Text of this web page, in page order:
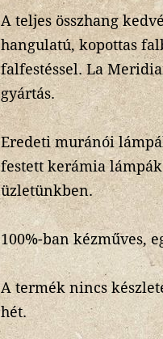
A teljes összhang
hangulatú, kopottas
falfestéssel. La
gyártás.
Eredeti muránói
festett kerámia
üzletünkben.
100%-ban kézműves,
A termék nincs
hét.